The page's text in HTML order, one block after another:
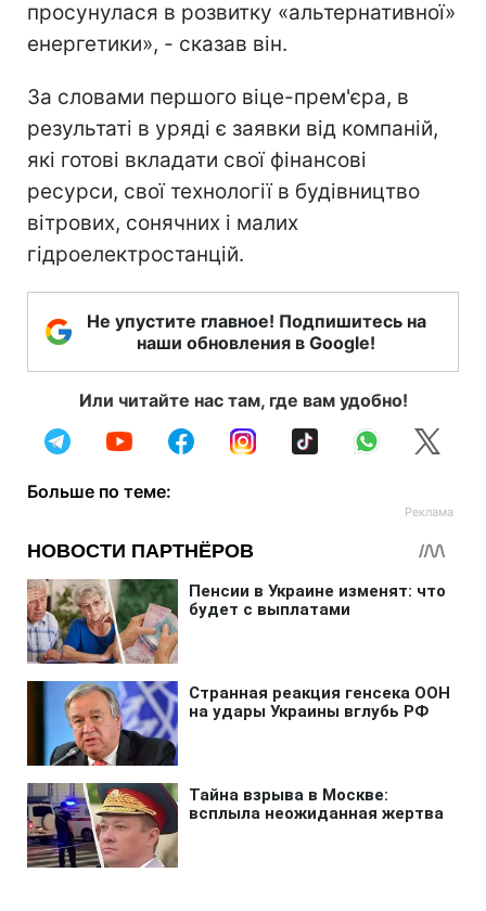
просунулася в розвитку «альтернативної»
енергетики», - сказав він.
За словами першого віце-прем'єра, в
результаті в уряді є заявки від компаній,
які готові вкладати свої фінансові
ресурси, свої технології в будівництво
вітрових, сонячних і малих
гідроелектростанцій.
Не упустите главное! Подпишитесь на
наши обновления в Google!
Или читайте нас там, где вам удобно!
Больше по теме: